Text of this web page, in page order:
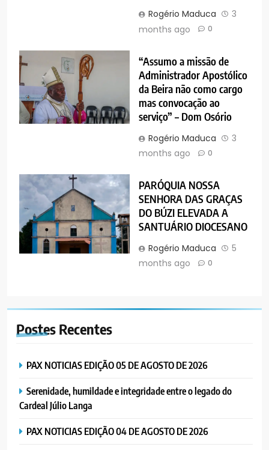
Rogério Maduca
3
months ago
0
“Assumo a missão de
Administrador Apostólico
da Beira não como cargo
mas convocação ao
serviço” – Dom Osório
Rogério Maduca
3
months ago
0
PARÓQUIA NOSSA
SENHORA DAS GRAÇAS
DO BÚZI ELEVADA A
SANTUÁRIO DIOCESANO
Rogério Maduca
5
months ago
0
Postes Recentes
PAX NOTICIAS EDIÇÃO 05 DE AGOSTO DE 2026
Serenidade, humildade e integridade entre o legado do
Cardeal Júlio Langa
PAX NOTICIAS EDIÇÃO 04 DE AGOSTO DE 2026